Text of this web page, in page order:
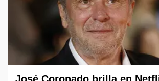
José Coronado brilla en